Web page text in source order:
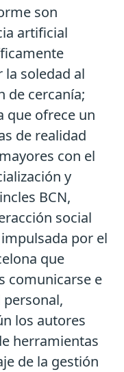
son
artificial
soledad al
de cercanía;
que ofrece un
de realidad
con el
y
BCN,
social
por el
que
comunicarse e
los autores
herramientas
de la gestión